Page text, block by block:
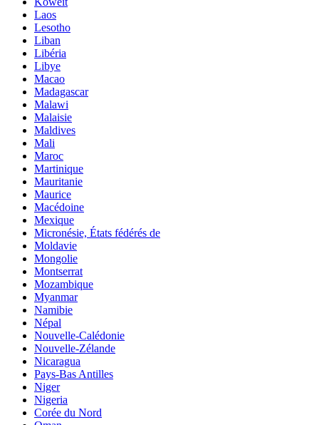
Laos
Lesotho
Liban
Libéria
Libye
Macao
Madagascar
Malawi
Malaisie
Maldives
Mali
Maroc
Martinique
Mauritanie
Maurice
Macédoine
Mexique
Micronésie, États fédérés de
Moldavie
Mongolie
Montserrat
Mozambique
Myanmar
Namibie
Népal
Nouvelle-Calédonie
Nouvelle-Zélande
Nicaragua
Pays-Bas Antilles
Niger
Nigeria
Corée du Nord